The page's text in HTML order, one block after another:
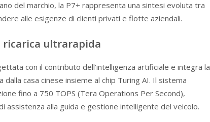
del marchio, la P7+ rappresenta una sintesi evoluta tra
alle esigenze di clienti privati e flotte aziendali.
ultrarapida
con il contributo dell’intelligenza artificiale e integra la
casa cinese insieme al chip Turing AI. Il sistema
fino a 750 TOPS (Tera Operations Per Second),
assistenza alla guida e gestione intelligente del veicolo.